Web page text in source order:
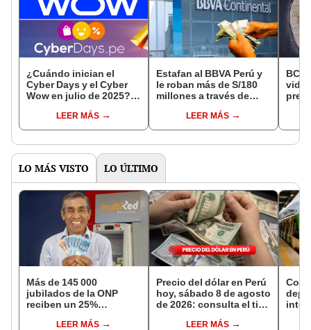
¿Cuándo inician el
Cyber Days y el Cyber
Wow en julio de 2025?
descuentos y
promociones para los
LEER MÁS
Estafan al BBVA Perú y
le roban más de S/180
millones a través de
han capturado a una
implicada en el delito
LEER MÁS
LO MÁS VISTO LO ÚLTIMO
Más de 145 000
jubilados de la ONP
reciben un 25%
en agostoLEER MÁS
Precio del dólar en Perú
hoy, sábado 8 de agosto
de 2026: consulta el tipo
casas de cambio y
LEER MÁS